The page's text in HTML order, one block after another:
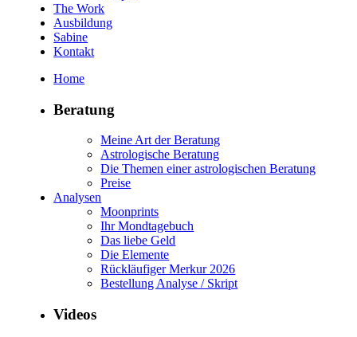
The Work
Ausbildung
Sabine
Kontakt
Home
Beratung
Meine Art der Beratung
Astrologische Beratung
Die Themen einer astrologischen Beratung
Preise
Analysen
Moonprints
Ihr Mondtagebuch
Das liebe Geld
Die Elemente
Rückläufiger Merkur 2026
Bestellung Analyse / Skript
Videos